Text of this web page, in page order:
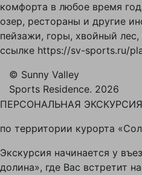
комфорта в любое время
озер, рестораны и другие
пейзажи, горы, хвойный
ссылке https://sv-sports.ru/
© Sunny Valley
Sports Residence. 2026
ПЕРСОНАЛЬНАЯ ЭКСКУРСИЯ
по территории курорта
Экскурсия начинается у
долина», где Вас встретит